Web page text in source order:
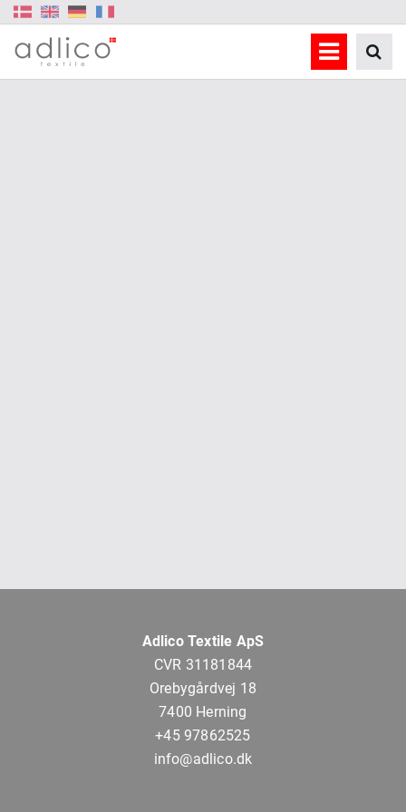
Adlico Textile ApS
CVR 31181844
Orebygårdvej 18
7400 Herning
+45 97862525
info@adlico.dk